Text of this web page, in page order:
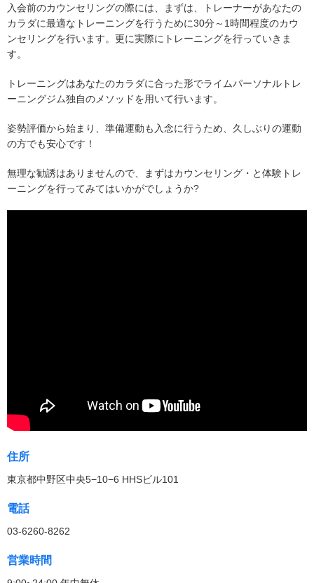
入会前のカウンセリングの際には、まずは、トレーナーがあなたの
カラダに最適なトレーニングを行うために30分～1時間程度のカウ
ンセリングを行います。更に実際にトレーニングを行っていきま
す。
トレーニングはあなたのカラダに合った形でライムパーソナルトレ
ーニングジム独自のメソッドを用いて行います。
姿勢評価から始まり、準備運動も入念に行うため、久しぶりの運動
の方でも安心です！
無理な勧誘はありませんので、まずはカウンセリング・と体験トレ
ーニングを行ってみてはいかがでしょうか?
住所
東京都中野区中央5−10−6 HHSビル101
電話
03-6260-8262
営業時間